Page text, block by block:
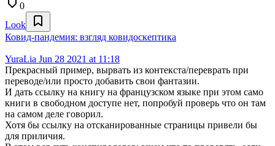
0
Look
Ковид-пандемия: взгляд ковидоскептика
YuraLia Jun 28 2021 at 11:18
Прекрасный пример, вырвать из контекста/переврать при
переводе/или просто добавить свои фантазии.
И дать ссылку на книгу на французском языке при этом само
книги в свободном доступе нет, попробуй проверь что он там
на самом деле говорил.
Хотя бы ссылку на отсканированные страницы привели бы
для приличия.